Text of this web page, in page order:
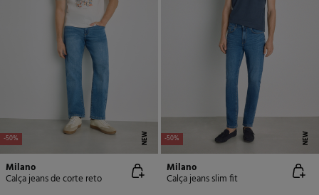
-50% NEW
Milano
Calça jeans de corte reto
-50% NEW
Milano
Calça jeans slim fit